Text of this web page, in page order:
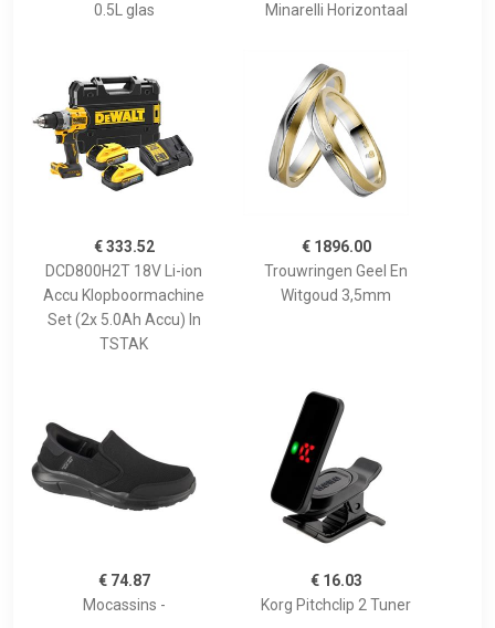
0.5L glas
Minarelli Horizontaal
€ 333.52
DCD800H2T 18V Li-ion
Accu Klopboormachine
Set (2x 5.0Ah Accu) In
TSTAK
€ 1896.00
Trouwringen Geel En
Witgoud 3,5mm
€ 74.87
Mocassins -
€ 16.03
Korg Pitchclip 2 Tuner